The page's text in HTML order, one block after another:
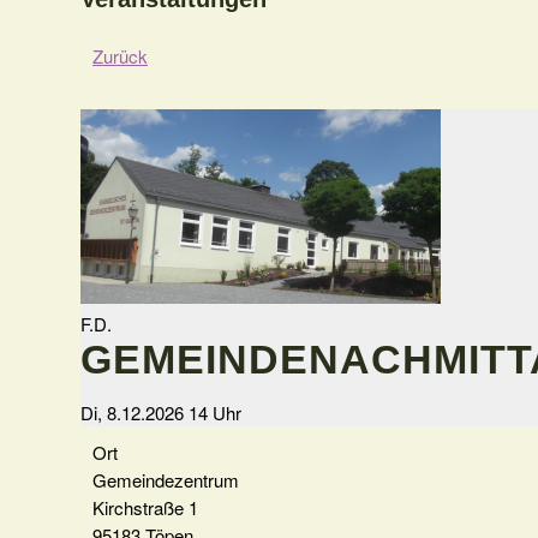
Zurück
F.D.
Di, 8.12.2026 14 Uhr
Ort
Gemeindezentrum
Kirchstraße 1